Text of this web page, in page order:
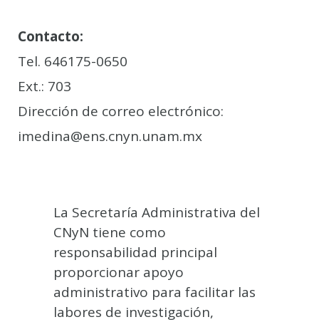
Contacto:
Tel. 646175-0650
Ext.: 703
Dirección de correo electrónico:
imedina@ens.cnyn.unam.mx
La Secretaría Administrativa del
CNyN tiene como
responsabilidad principal
proporcionar apoyo
administrativo para facilitar las
labores de investigación,